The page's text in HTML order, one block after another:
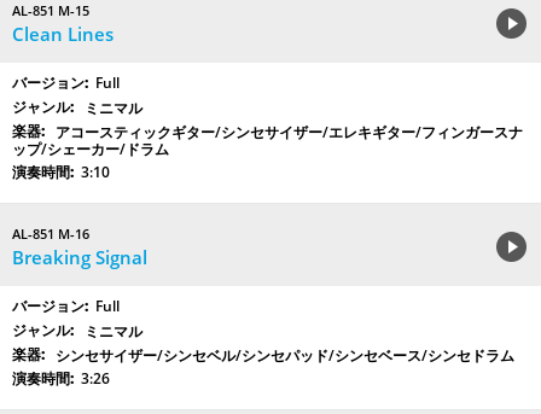
AL-851 M-15
Clean Lines
Full
ミニマル
アコースティックギター/シンセサイザー/エレキギター/フィンガースナ
ップ/シェーカー/ドラム
3:10
AL-851 M-16
Breaking Signal
Full
ミニマル
シンセサイザー/シンセベル/シンセパッド/シンセベース/シンセドラム
3:26